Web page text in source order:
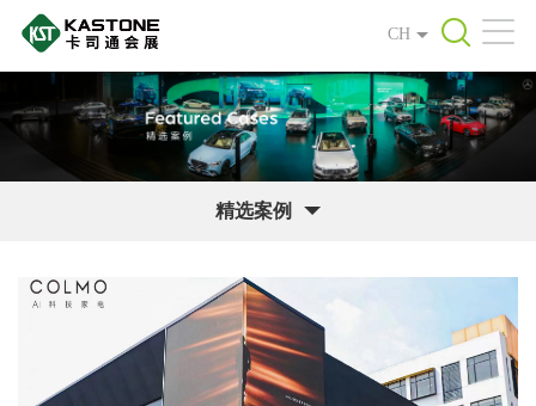
CH
精选案例